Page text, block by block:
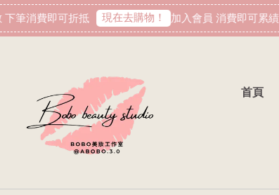
消費即可折抵 現在去購物！ 加入會員 消費即可累績
首頁